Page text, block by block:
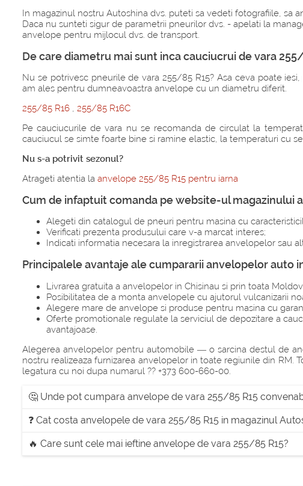
In magazinul nostru Autoshina dvs. puteti sa vedeti fotografiile, sa
Daca nu sunteti sigur de parametrii pneurilor dvs. - apelati la
anvelope pentru mijlocul dvs. de transport.
De care diametru mai sunt inca cauciucrui de vara
Nu se potrivesc pneurile de vara 255/85 R15? Asa ceva poate
am ales pentru dumneavoastra anvelope cu un diametru diferit.
255/85 R16 , 255/85 R16C
Pe cauciucurile de vara nu se recomanda de circulat la
cauciucul se simte foarte bine si ramine elastic, la temperaturi cu
Nu s-a potrivit sezonul?
Atrageti atentia la anvelope 255/85 R15 pentru iarna
Cum de infaptuit comanda pe website-ul magazinului
Alegeti din catalogul de pneuri pentru masina cu
Verificati prezenta produsului care v-a marcat interes;
Indicati informatia necesara la inregistrarea anvelopelor sau
Principalele avantaje ale cumpararii anvelopelor auto
Livrarea gratuita a anvelopelor in Chisinau si prin toata
Posibilitatea de a monta anvelopele cu ajutorul vulcanizarii
Alegere mare de anvelope si produse pentru masina cu
Oferte promotionale regulate la serviciul de depozitare a
avantajoase.
Alegerea anvelopelor pentru automobile — o sarcina destul de
nostru realizeaza furnizarea anvelopelor in toate regiunile din
legatura cu noi dupa numarul ?? +373 600-660-00.
🤔 Unde pot cumpara anvelope de vara 255/85 R15
❓ Cat costa anvelopele de vara 255/85 R15 in magazinul
🔥 Care sunt cele mai ieftine anvelope de vara 255/85 R15?